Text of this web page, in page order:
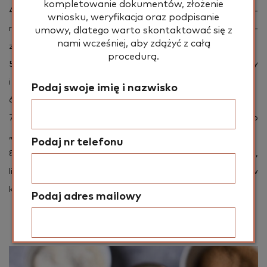
4.Świa­tło w fo­to­gra­fii ku­li­nar­nej: ro­dza­je świa­tła, bu­do­wa­
nie na­stro­ju, roz­pra­sza­nie i od­bi­ja­nie (blen­do­wa­nie, dy­fu­
zja).
5.​Stylizacja po­tra­wy: do­dat­ki, łą­cze­nie ele­men­tów, fak­tu­ry
i kształ­ty, barwy – wpływ na od­biór zdję­cia.
6.​Znaczenie tła: dobór tła pod danie i kli­mat.
7.​Opowiadanie hi­sto­rii: two­rze­nie kli­ma­tu i spój­ne­go
„story” w ka­drze.
8.​Planowanie ujęć krok po kroku: przy­go­to­wa­nie sty­li­za­cji,
lista ka­drów, wy­ko­na­nie serii zdjęć i pre­zen­ta­cja efek­tów
koń­co­wych.
kompletowanie dokumentów, złożenie
wniosku, weryfikacja oraz podpisanie
umowy, dlatego warto skontaktować się z
nami wcześniej, aby zdążyć z całą
procedurą.
Podaj swoje imię i nazwisko
Podaj nr telefonu
Podaj adres mailowy
Podaj miejscowość zamieszkania